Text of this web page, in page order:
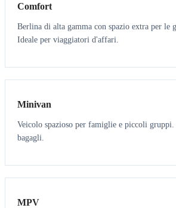
Comfort
Berlina di alta gamma con spazio extra per le
Ideale per viaggiatori d'affari.
6 5
Minivan
Veicolo spazioso per famiglie e piccoli
bagagli.
7 7
MPV